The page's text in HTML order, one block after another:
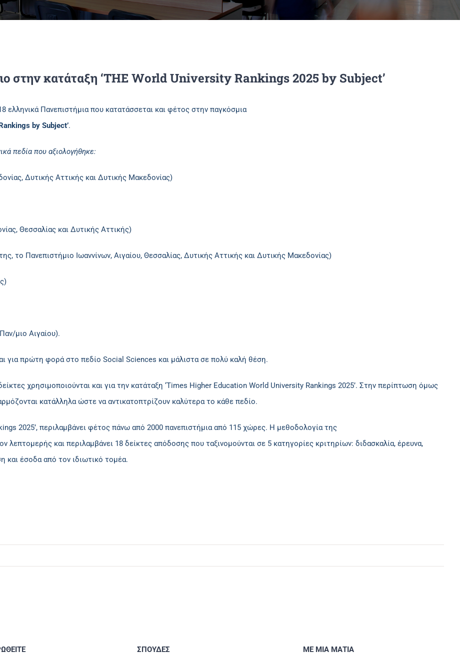
στην κατάταξη ‘THE World University Rankings 2025 by Subject’
ελληνικά Πανεπιστήμια που κατατάσσεται και φέτος στην παγκόσμια
by Subject’.
πεδία που αξιολογήθηκε:
Δυτικής Αττικής και Δυτικής Μακεδονίας)
Θεσσαλίας και Δυτικής Αττικής)
το Πανεπιστήμιο Ιωαννίνων, Αιγαίου, Θεσσαλίας, Δυτικής Αττικής και Δυτικής Μακεδονίας)
μιο Αιγαίου).
για πρώτη φορά στο πεδίο Social Sciences και μάλιστα σε πολύ καλή θέση.
χρησιμοποιούνται και για την κατάταξη ‘Times Higher Education World University Rankings 2025’. Στην περίπτωση όμως
κατάλληλα ώστε να αντικατοπτρίζουν καλύτερα το κάθε πεδίο.
2025’, περιλαμβάνει φέτος πάνω από 2000 πανεπιστήμια από 115 χώρες. Η μεθοδολογία της
λεπτομερής και περιλαμβάνει 18 δείκτες απόδοσης που ταξινομούνται σε 5 κατηγορίες κριτηρίων: διδασκαλία, έρευνα,
και έσοδα από τον ιδιωτικό τομέα.
ΣΠΟΥΔΕΣ ΜΕ ΜΙΑ ΜΑΤΙΑ